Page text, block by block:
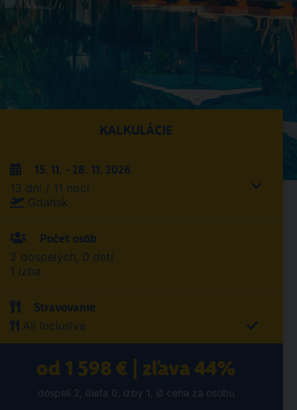
KALKULÁCIE
15. 11. - 28. 11. 2026
13 dní / 11 nocí
Gdańsk
Počet osôb
2 dospelých, 0 detí
1 izba
Stravovanie
All Inclusive
od 1 598 € | zľava 44%
dospelí 2, dieťa 0, izby 1, Ø cena za osobu